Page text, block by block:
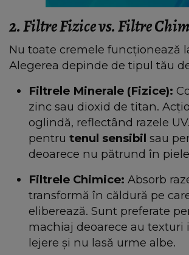
2. Filtre Fizice vs. Filtre
Nu toate cremele funcționează
Alegerea depinde de tipul tău
Filtrele Minerale (Fizice):
zinc sau dioxid de titan.
oglindă, reflectând razele
pentru tenul sensibil sau
deoarece nu pătrund în
Filtrele Chimice: Absorb
transformă în căldură pe
eliberează. Sunt preferate
machiaj deoarece au texturi
lejere și nu lasă urme albe.